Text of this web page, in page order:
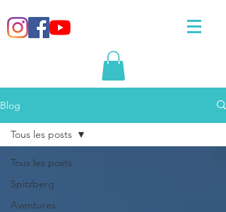
Blog
Tous les posts
Spitzberg
Aventures
Tous les posts